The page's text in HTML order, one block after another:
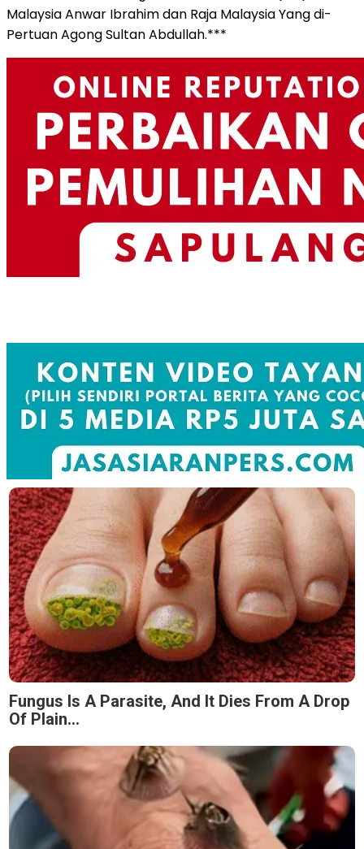
Malaysia Anwar Ibrahim dan Raja Malaysia Yang di-
Pertuan Agong Sultan Abdullah.***
Fungus Is A Parasite, And It Dies From A Drop
Of Plain...